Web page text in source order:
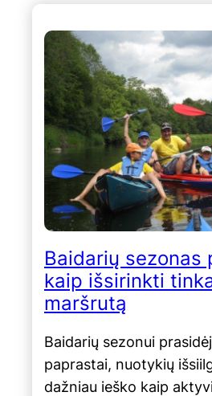
Baidarių sezonas
kaip išsirinkti
maršrutą
Baidarių sezonui
paprastai, nuotykių
dažniau ieško kaip